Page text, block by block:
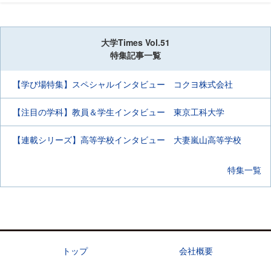
大学Times Vol.51
特集記事一覧
【学び場特集】スペシャルインタビュー コクヨ株式会社
【注目の学科】教員＆学生インタビュー 東京工科大学
【連載シリーズ】高等学校インタビュー 大妻嵐山高等学校
特集一覧
トップ 会社概要